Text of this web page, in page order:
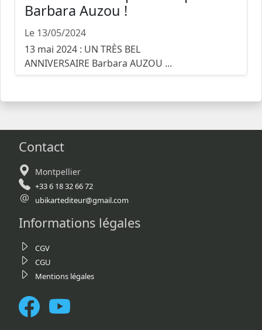
Barbara Auzou !
Le 13/05/2024
13 mai 2024 : UN TRÈS BEL
ANNIVERSAIRE Barbara AUZOU ...
Contact
Montpellier
+33 6 18 32 66 72
ubikartediteur@gmail.com
Informations légales
CGV
CGU
Mentions légales